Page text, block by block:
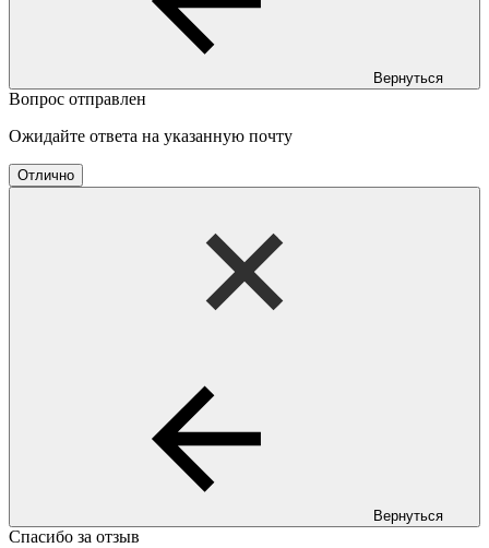
Вернуться
Вопрос отправлен
Ожидайте ответа на указанную почту
Отлично
Вернуться
Спасибо за отзыв